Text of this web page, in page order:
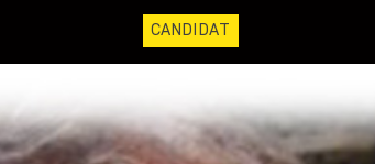
CANDIDAT